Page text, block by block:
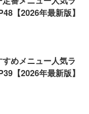
【2026年最新版】
めメニュー人気ラ
【2026年最新版】